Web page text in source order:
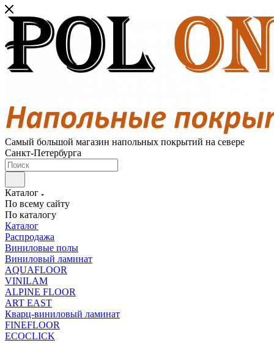
Самый большой магазин напольных покрытий на севере
Санкт-Петербурга
Каталог
По всему сайту
По каталогу
Каталог
Распродажа
Виниловые полы
Виниловый ламинат
AQUAFLOOR
VINILAM
ALPINE FLOOR
ART EAST
Кварц-виниловый ламинат
FINEFLOOR
ECOCLICK